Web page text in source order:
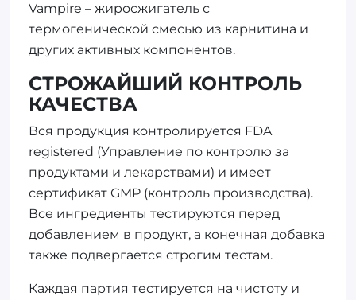
Vampire – жиросжигатель с
термогенической смесью из карнитина и
других активных компонентов.
СТРОЖАЙШИЙ КОНТРОЛЬ
КАЧЕСТВА
Вся продукция контролируется FDA
registered (Управление по контролю за
продуктами и лекарствами) и имеет
сертификат GMP (контроль производства).
Все ингредиенты тестируются перед
добавлением в продукт, а конечная добавка
также подвергается строгим тестам.
Каждая партия тестируется на чистоту и